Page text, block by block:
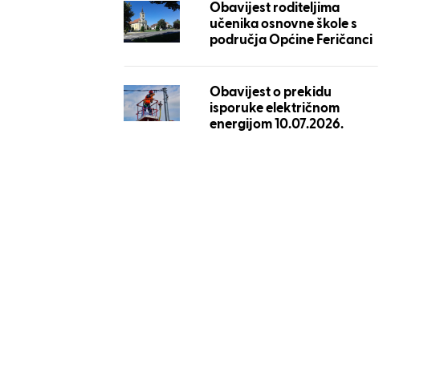
Obavijest roditeljima
učenika osnovne škole s
područja Općine Feričanci
Obavijest o prekidu
isporuke električnom
energijom 10.07.2026.